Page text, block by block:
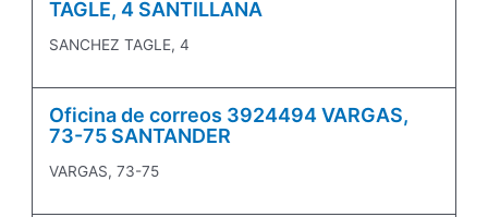
TAGLE, 4 SANTILLANA
SANCHEZ TAGLE, 4
Oficina de correos 3924494 VARGAS,
73-75 SANTANDER
VARGAS, 73-75